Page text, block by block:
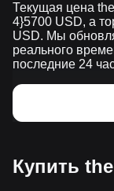
Текущая цена
4}5700 USD, а
USD. Мы
реального
последние 24
Купить